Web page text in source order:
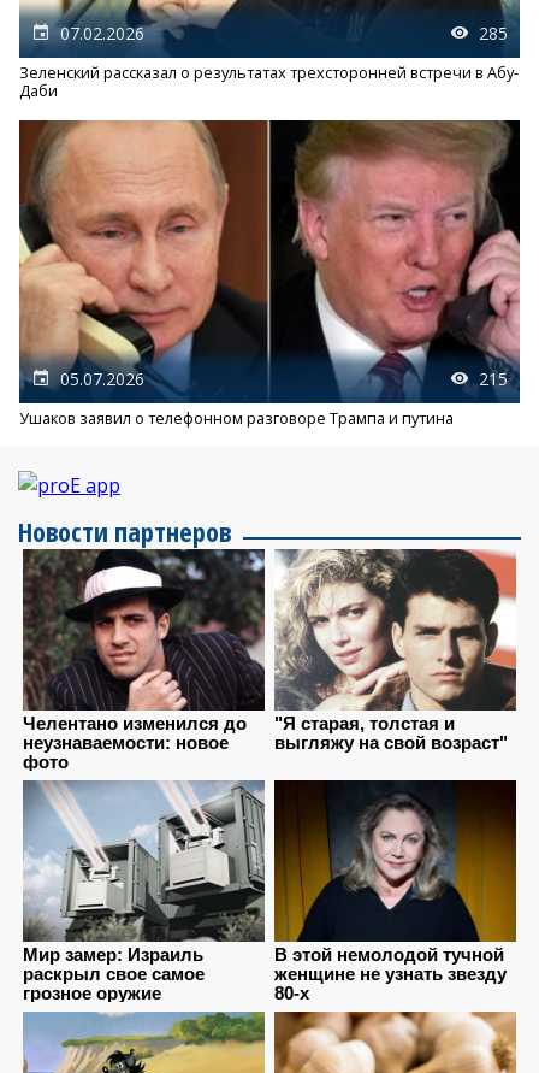
07.02.2026 285
Зеленский рассказал о результатах трехсторонней встречи в Абу-
Даби
05.07.2026 215
Ушаков заявил о телефонном разговоре Трампа и путина
Новости партнеров